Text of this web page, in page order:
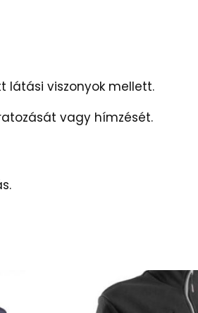
látási viszonyok mellett.
vagy hímzését.